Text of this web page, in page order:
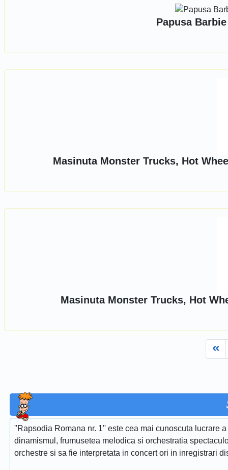
Papusa
Masinuta Monster Trucks, Hot
Masinuta Monster Trucks, Hot
''Rapsodia Romana nr. 1'' este cea mai cunoscuta lucrare
dinamismul, frumusetea melodica si orchestratia
orchestre si sa fie interpretata in concert ori in inregistrari